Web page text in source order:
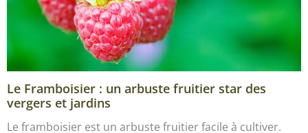
Le Framboisier : un arbuste fruitier star des
vergers et jardins
Le framboisier est un arbuste fruitier facile à cultiver.